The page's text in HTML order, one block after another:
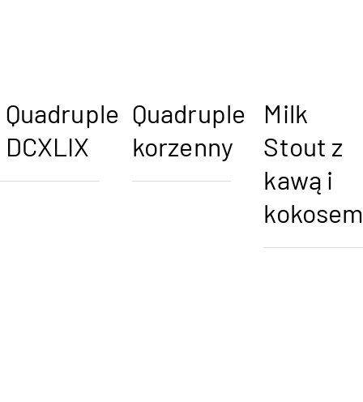
Quadruple
DCXLIX
Quadruple
korzenny
Milk
Stout z
kawą i
kokosem